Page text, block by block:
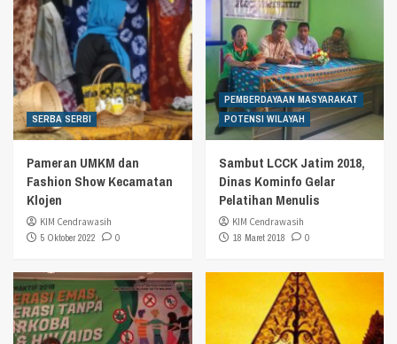
SERBA SERBI
Pameran UMKM dan
Fashion Show Kecamatan
Klojen
KIM Cendrawasih
5 Oktober 2022
0
PEMBERDAYAAN MASYARAKAT
POTENSI WILAYAH
Sambut LCCK Jatim 2018,
Dinas Kominfo Gelar
Pelatihan Menulis
KIM Cendrawasih
18 Maret 2018
0